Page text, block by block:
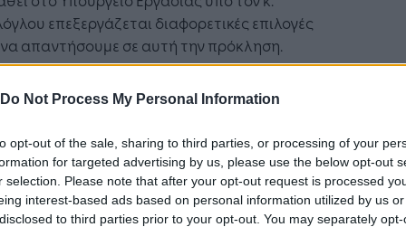
Do Not Process My Personal Information
opt-out of the sale, sharing to third parties, or processing of your
for targeted advertising by us, please use the below opt-out
selection. Please note that after your opt-out request is processed
interest-based ads based on personal information utilized by us
to third parties prior to your opt-out. You may separately
επεξεργάζεται διαφορετικές επιλογές
απαντήσουμε σε αυτή την πρόκληση.
των προτάσεων που εξετάζουμε είναι η
κριτηρίων στήριξης, που θα διαφοροποιούν
ανάλογα με τον κλάδο και τη ζημία που έχει
κάθε επιχείρηση».
μεταρρυθμίσεις
πολιτικές απασχόλησης